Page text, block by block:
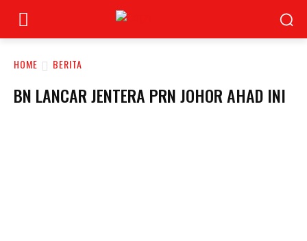
HOME BERITA
BN LANCAR JENTERA PRN JOHOR AHAD INI